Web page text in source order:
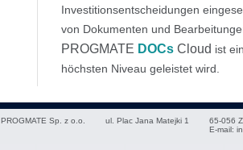
Investitionsentscheidungen
von Dokumenten und
PROGMATE DOCs Cloud ist
höchsten Niveau geleistet wird.
PROGMATE Sp. z o.o. ul. Plac Jana Matejki 1 65-056
E-mail: